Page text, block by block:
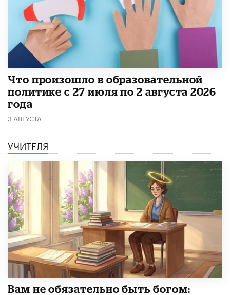
​Что произошло в образовательной
политике с 27 июля по 2 августа 2026
года
3 АВГУСТА
УЧИТЕЛЯ
​Вам не обязательно быть богом: